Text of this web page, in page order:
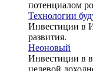
потенциалом
Технологии
Инвестиции в
развития.
Неоновый
Инвестиции в
целевой